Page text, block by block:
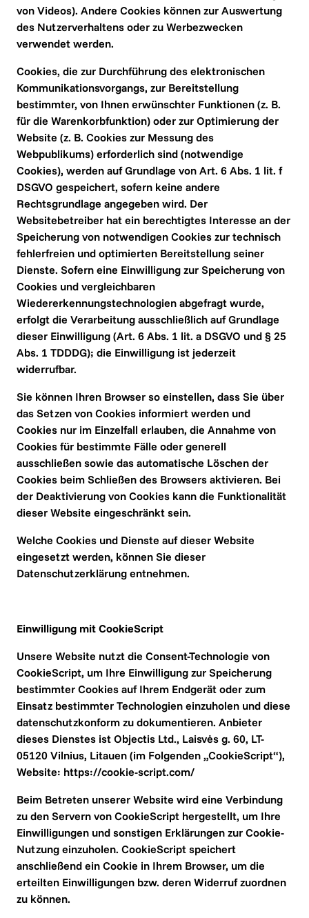
von Videos). Andere Cookies können zur Auswertung
des Nutzerverhaltens oder zu Werbezwecken
verwendet werden.
Cookies, die zur Durchführung des elektronischen
Kommunikationsvorgangs, zur Bereitstellung
bestimmter, von Ihnen erwünschter Funktionen (z. B.
für die Warenkorbfunktion) oder zur Optimierung der
Website (z. B. Cookies zur Messung des
Webpublikums) erforderlich sind (notwendige
Cookies), werden auf Grundlage von Art. 6 Abs. 1 lit. f
DSGVO gespeichert, sofern keine andere
Rechtsgrundlage angegeben wird. Der
Websitebetreiber hat ein berechtigtes Interesse an der
Speicherung von notwendigen Cookies zur technisch
fehlerfreien und optimierten Bereitstellung seiner
Dienste. Sofern eine Einwilligung zur Speicherung von
Cookies und vergleichbaren
Wiedererkennungstechnologien abgefragt wurde,
erfolgt die Verarbeitung ausschließlich auf Grundlage
dieser Einwilligung (Art. 6 Abs. 1 lit. a DSGVO und § 25
Abs. 1 TDDDG); die Einwilligung ist jederzeit
widerrufbar.
Sie können Ihren Browser so einstellen, dass Sie über
das Setzen von Cookies informiert werden und
Cookies nur im Einzelfall erlauben, die Annahme von
Cookies für bestimmte Fälle oder generell
ausschließen sowie das automatische Löschen der
Cookies beim Schließen des Browsers aktivieren. Bei
der Deaktivierung von Cookies kann die Funktionalität
dieser Website eingeschränkt sein.
Welche Cookies und Dienste auf dieser Website
eingesetzt werden, können Sie dieser
Datenschutzerklärung entnehmen.
Einwilligung mit CookieScript
Unsere Website nutzt die Consent-Technologie von
CookieScript, um Ihre Einwilligung zur Speicherung
bestimmter Cookies auf Ihrem Endgerät oder zum
Einsatz bestimmter Technologien einzuholen und diese
datenschutzkonform zu dokumentieren. Anbieter
dieses Dienstes ist Objectis Ltd., Laisvės g. 60, LT-
05120 Vilnius, Litauen (im Folgenden „CookieScript“),
Website: https://cookie-script.com/
Beim Betreten unserer Website wird eine Verbindung
zu den Servern von CookieScript hergestellt, um Ihre
Einwilligungen und sonstigen Erklärungen zur Cookie-
Nutzung einzuholen. CookieScript speichert
anschließend ein Cookie in Ihrem Browser, um die
erteilten Einwilligungen bzw. deren Widerruf zuordnen
zu können.